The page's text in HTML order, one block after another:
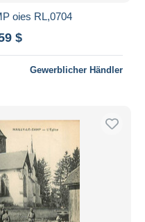
oies RL,0704
$
Gewerblicher Händler